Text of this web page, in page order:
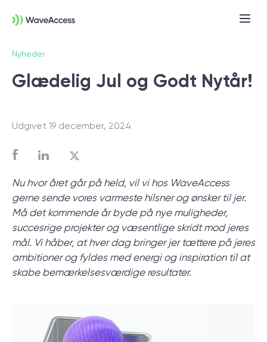
Nyheder
Glædelig Jul og Godt Nytår!
Udgivet 19 december, 2024
Nu hvor året går på held, vil vi hos WaveAccess
gerne sende vores varmeste hilsner og ønsker til jer.
Må det kommende år byde på nye muligheder,
succesrige projekter og væsentlige skridt mod jeres
mål. Vi håber, at hver dag bringer jer tættere på jeres
ambitioner og fyldes med energi og inspiration til at
skabe bemærkelsesværdige resultater.
præcist har brug for?
Vi leder dig gennem en discovery session,
så du kan få styr på behov, tekniske krav
og forretningsmål — og komme godt fra
start.